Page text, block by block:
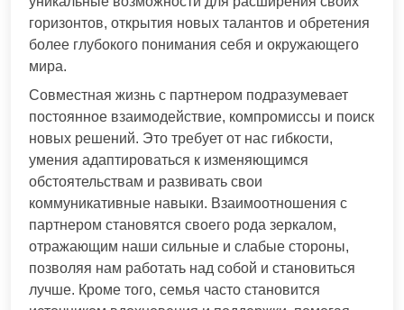
горизонтов, открытия новых талантов и обретения
более глубокого понимания себя и окружающего
мира.
Совместная жизнь с партнером подразумевает
постоянное взаимодействие, компромиссы и поиск
новых решений. Это требует от нас гибкости,
умения адаптироваться к изменяющимся
обстоятельствам и развивать свои
коммуникативные навыки. Взаимоотношения с
партнером становятся своего рода зеркалом,
отражающим наши сильные и слабые стороны,
позволяя нам работать над собой и становиться
лучше. Кроме того, семья часто становится